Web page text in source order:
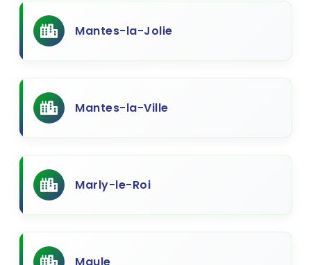
Mantes-la-Jolie
Mantes-la-Ville
Marly-le-Roi